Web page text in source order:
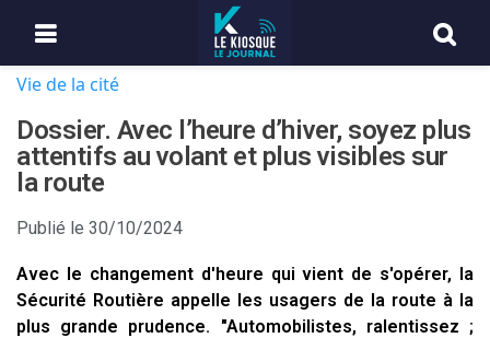
Vie de la cité
Dossier. Avec l’heure d’hiver, soyez plus
attentifs au volant et plus visibles sur
la route
Publié le 30/10/2024
Avec le changement d'heure qui vient de s'opérer, la
Sécurité Routière appelle les usagers de la route à la
plus grande prudence. "Automobilistes, ralentissez ;